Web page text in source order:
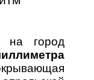
на город